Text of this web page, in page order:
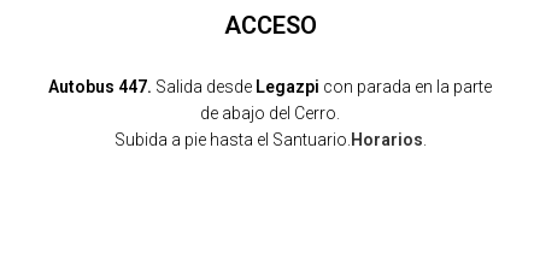
ACCESO
Autobus 447. Salida desde Legazpi con parada en la parte
de abajo del Cerro.
Subida a pie hasta el Santuario. Horarios